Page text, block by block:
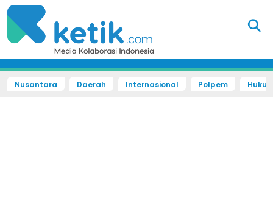
Nusantara Daerah Internasional Polpem